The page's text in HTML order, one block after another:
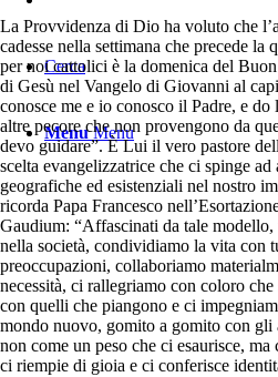
Cerca
Menu Menu
La Provvidenza di Dio ha voluto che
cadesse nella settimana che precede la
per noi cattolici è la domenica del
di Gesù nel Vangelo di Giovanni al
conosce me e io conosco il Padre, e
altre pecore che non provengono da
devo guidare”. È Lui il vero pastore
scelta evangelizzatrice che ci spinge
geografiche ed esistenziali nel nostro
ricorda Papa Francesco
Gaudium: “Affascinati da tale
nella società, condividiamo la vita con
preoccupazioni, collaboriamo
necessità, ci rallegriamo con coloro
con quelli che piangono e ci
mondo nuovo, gomito a gomito con
non come un peso che ci esaurisce, ma
ci riempie di gioia e ci conferisce